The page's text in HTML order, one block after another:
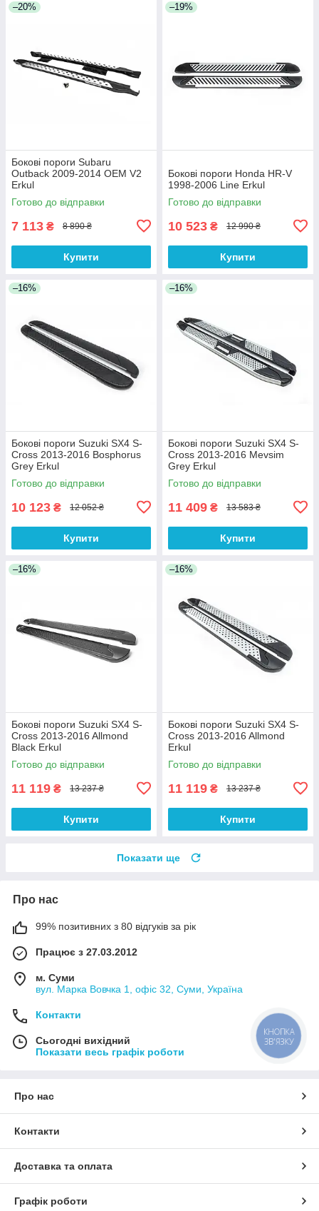
–20%
Бокові пороги Subaru
Outback 2009-2014 OEM V2
Erkul
Готово до відправки
7 113 ₴ 8 890 ₴
Купити
–19%
Бокові пороги Honda HR-V
1998-2006 Line Erkul
Готово до відправки
10 523 ₴ 12 990 ₴
Купити
–16%
Бокові пороги Suzuki SX4 S-
Cross 2013-2016 Bosphorus
Grey Erkul
Готово до відправки
10 123 ₴ 12 052 ₴
Купити
–16%
Бокові пороги Suzuki SX4 S-
Cross 2013-2016 Mevsim
Grey Erkul
Готово до відправки
11 409 ₴ 13 583 ₴
Купити
–16%
Бокові пороги Suzuki SX4 S-
Cross 2013-2016 Allmond
Black Erkul
Готово до відправки
11 119 ₴ 13 237 ₴
Купити
–16%
Бокові пороги Suzuki SX4 S-
Cross 2013-2016 Allmond
Erkul
Готово до відправки
11 119 ₴ 13 237 ₴
Купити
Показати ще
Про нас
99% позитивних з 80 відгуків за рік
Працює з 27.03.2012
м. Суми
вул. Марка Вовчка 1, офіс 32, Суми, Україна
Контакти
Сьогодні вихідний
Показати весь графік роботи
Про нас
Контакти
Доставка та оплата
Графік роботи
КНОПКА
ЗВ'ЯЗКУ